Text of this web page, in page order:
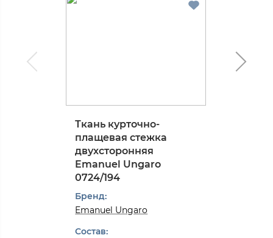
Ткань курточно-
плащевая стежка
двухсторонняя
Emanuel Ungaro
0724/194
Бренд:
Emanuel Ungaro
Состав: